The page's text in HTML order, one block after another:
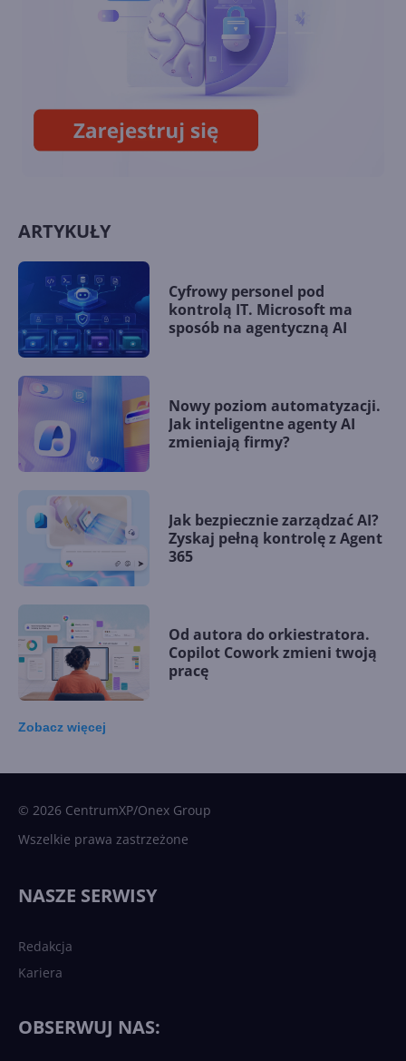
Zjedz w Taco Bell i wygraj
Xbox One X
ARTYKUŁY
Cyfrowy personel pod
kontrolą IT. Microsoft ma
sposób na agentyczną AI
Nowy poziom automatyzacji.
Jak inteligentne agenty AI
zmieniają firmy?
Jak bezpiecznie zarządzać AI?
Zyskaj pełną kontrolę z Agent
365
Od autora do orkiestratora.
Copilot Cowork zmieni twoją
pracę
Zobacz więcej
© 2026 CentrumXP/Onex Group
Wszelkie prawa zastrzeżone
NASZE SERWISY
Redakcja
Kariera
OBSERWUJ NAS: